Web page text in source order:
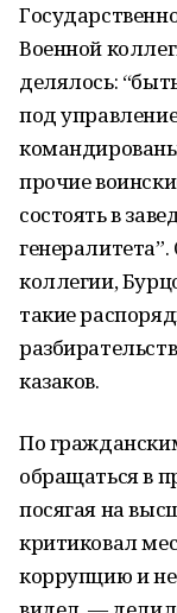
Военной
делялось:
под
прочие
состоять в
коллегии,
такие
казаков.
По
обращаться в
посягая на
критиковал
коррупцию и